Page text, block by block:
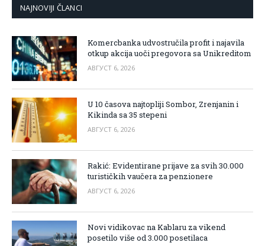
NAJNOVIJI ČLANCI
Komercbanka udvostručila profit i najavila
otkup akcija uoči pregovora sa Unikreditom
АВГУСТ 6, 2026
U 10 časova najtopliji Sombor, Zrenjanin i
Kikinda sa 35 stepeni
АВГУСТ 6, 2026
Rakić: Evidentirane prijave za svih 30.000
turističkih vaučera za penzionere
АВГУСТ 6, 2026
Novi vidikovac na Kablaru za vikend
posetilo više od 3.000 posetilaca